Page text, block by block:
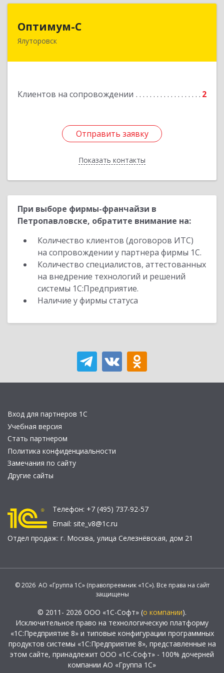
Оптимум-С
Ялуторовск
Клиентов на сопровождении 2
Отправить заявку
Показать контакты
Отправить заявку
Назад
При выборе фирмы-франчайзи в
Петропавловске, обратите внимание на:
Количество клиентов (договоров ИТС)
на сопровождении у партнера фирмы 1С.
Количество специалистов, аттестованных
на внедрение технологий и решений
системы 1С:Предприятие.
Наличие у фирмы статуса
Вход для партнеров 1С
Учебная версия
Стать партнером
Политика конфиденциальности
Замечания по сайту
Другие сайты
Телефон: +7 (495) 737-92-57
Email: site_v8@1c.ru
Отдел продаж: г. Москва, улица Селезнёвская, дом 21
© 2026 АО «Группа 1С» (правопреемник «1С»). Все права на сайт
защищены
© 2011- 2026 ООО «1С-Софт» (о компании).
Исключительное право на технологическую платформу
«1С:Предприятие 8» и типовые конфигурации программных
продуктов системы «1С:Предприятие 8», представленные на
этом сайте, принадлежит ООО «1С-Софт» - 100% дочерней
компании АО «Группа 1С»